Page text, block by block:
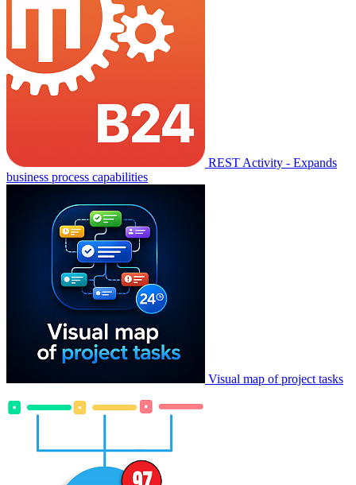
REST Activity - Expands
business process capabilities
Visual map of project tasks